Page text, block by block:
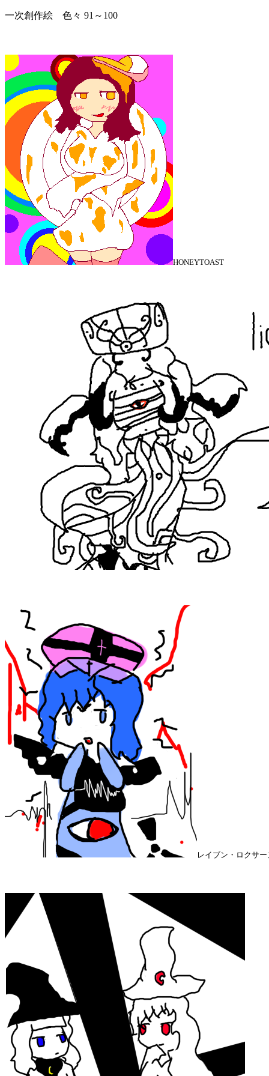
一次創作絵 色々 91～100
HONEYTOAST
レイブン・ロクサー